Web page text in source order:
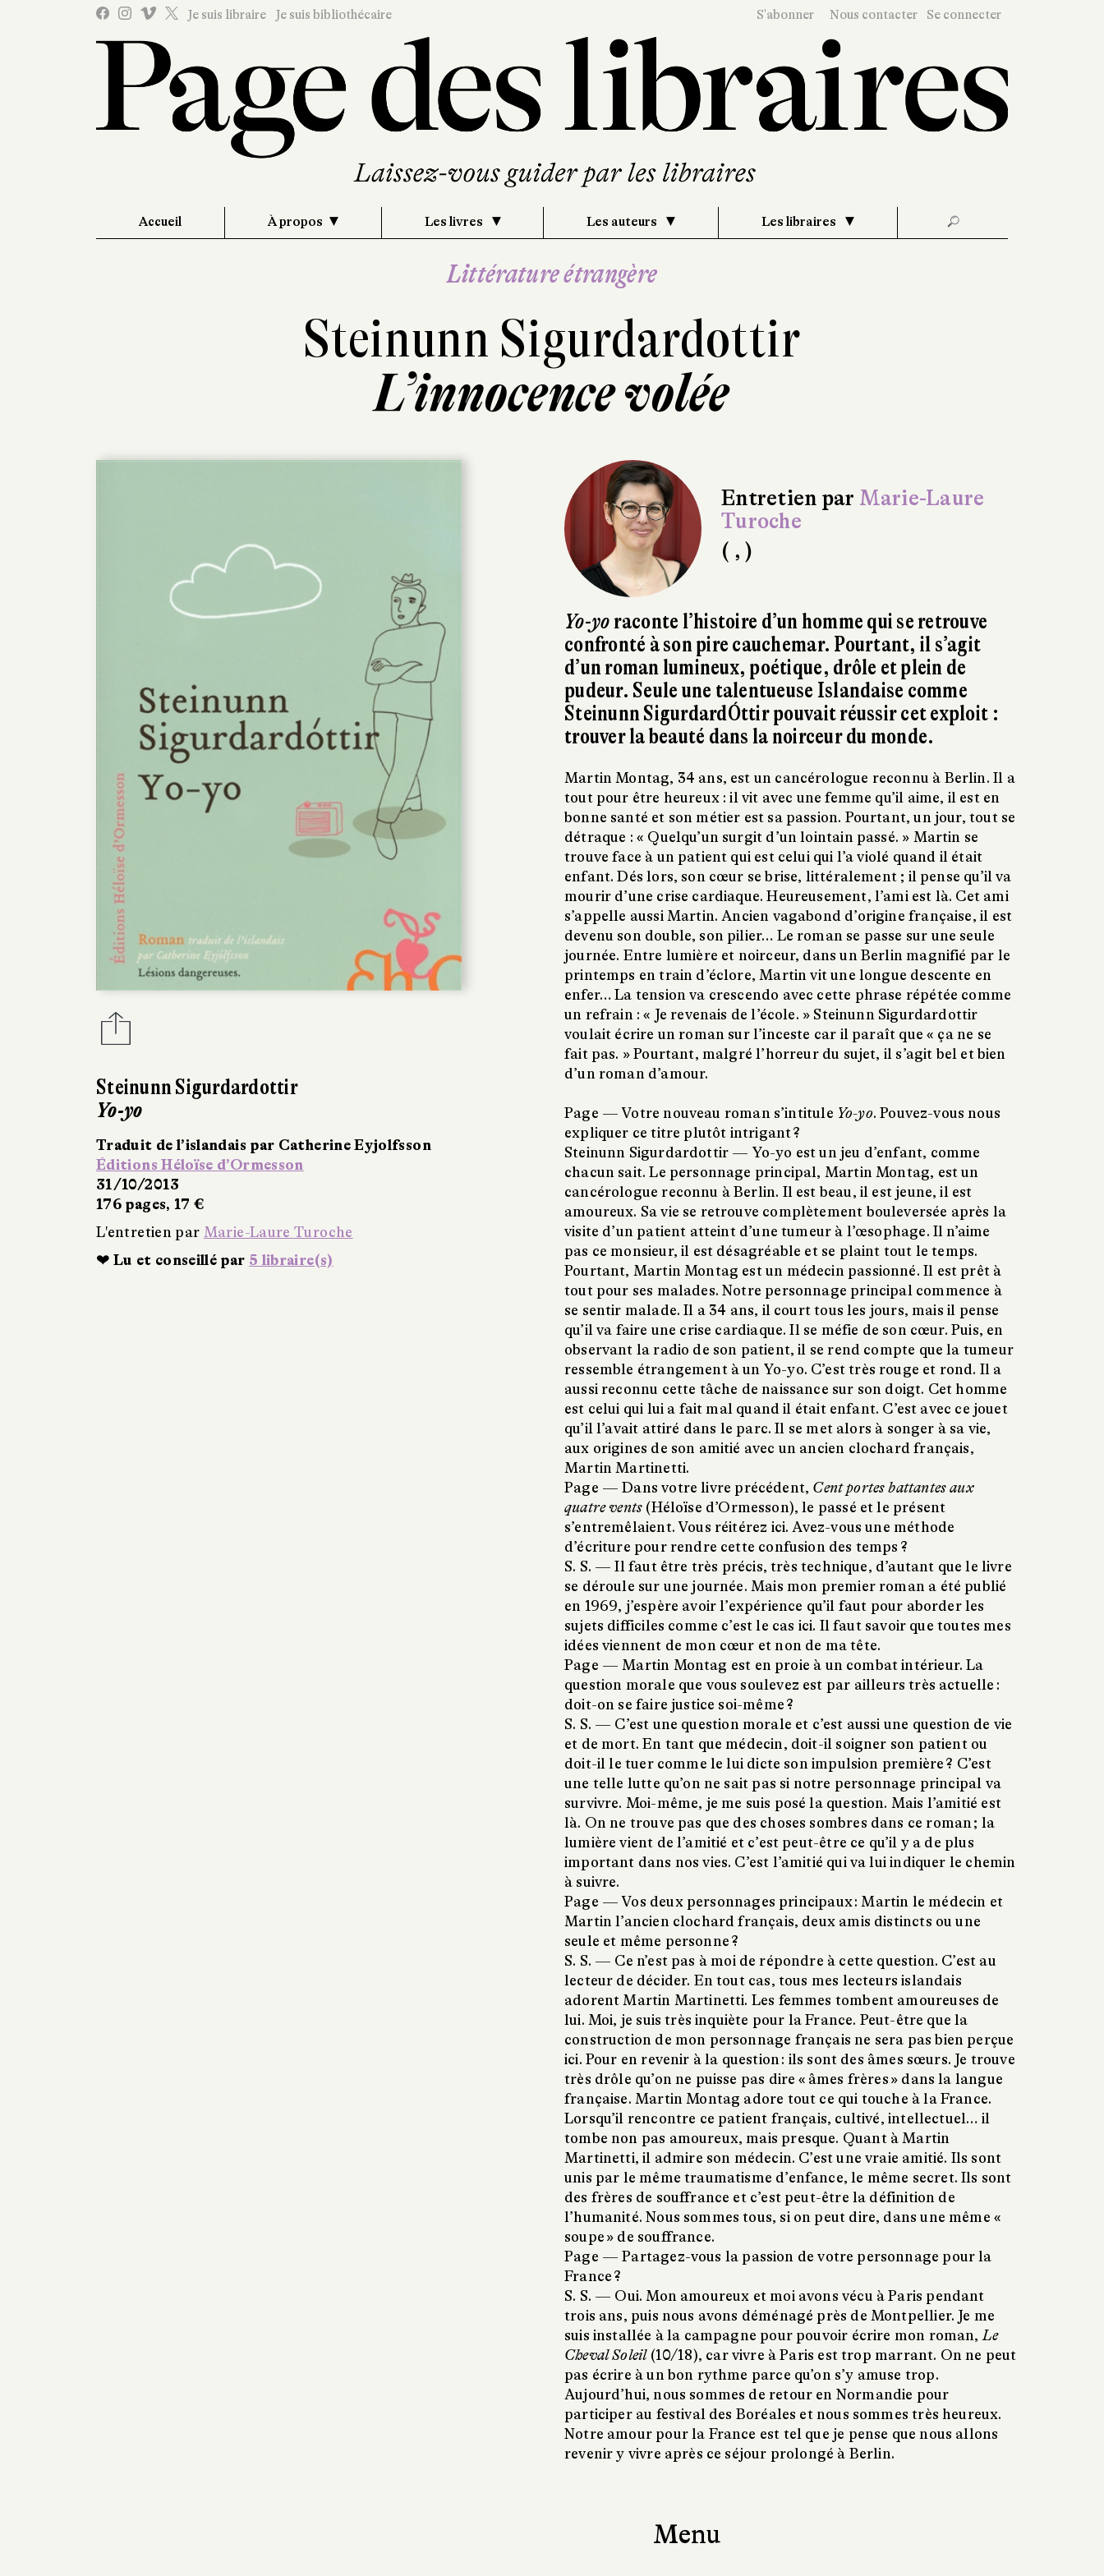
Je suis libraire Je suis bibliothécaire S'abonner Nous contacter Se connecter
Accueil À propos Les livres Les auteurs Les libraires 🔎
Littérature étrangère
Steinunn Sigurdardottir
L’innocence volée
Steinunn Sigurdardottir
Yo-yo
Traduit de l’islandais par Catherine Eyjolfsson
Éditions Héloïse d’Ormesson
31/10/2013
176 pages, 17 €
L'entretien par Marie-Laure Turoche
❤ Lu et conseillé par 5 libraire(s)
Entretien par Marie-Laure
Turoche
( , )
Yo-yoraconte l’histoire d’un homme qui se retrouve
confronté à son pire cauchemar. Pourtant, il s’agit
d’un roman lumineux, poétique, drôle et plein de
pudeur. Seule une talentueuse Islandaise comme
Steinunn SigurdardÓttir pouvait réussir cet exploit :
trouver la beauté dans la noirceur du monde.
Martin Montag, 34 ans, est un cancérologue reconnu à Berlin. Il a
tout pour être heureux : il vit avec une femme qu’il aime, il est en
bonne santé et son métier est sa passion. Pourtant, un jour, tout se
détraque : « Quelqu’un surgit d’un lointain passé. » Martin se
trouve face à un patient qui est celui qui l’a violé quand il était
enfant. Dés lors, son cœur se brise, littéralement ; il pense qu’il va
mourir d’une crise cardiaque. Heureusement, l’ami est là. Cet ami
s’appelle aussi Martin. Ancien vagabond d’origine française, il est
devenu son double, son pilier… Le roman se passe sur une seule
journée. Entre lumière et noirceur, dans un Berlin magnifié par le
printemps en train d’éclore, Martin vit une longue descente en
enfer… La tension va crescendo avec cette phrase répétée comme
un refrain : « Je revenais de l’école. » Steinunn Sigurdardottir
voulait écrire un roman sur l’inceste car il paraît que « ça ne se
fait pas. » Pourtant, malgré l’horreur du sujet, il s’agit bel et bien
d’un roman d’amour.
Page — Votre nouveau roman s’intitule Yo-yo. Pouvez-vous nous
expliquer ce titre plutôt intrigant ?
Steinunn Sigurdardottir — Yo-yo est un jeu d’enfant, comme
chacun sait. Le personnage principal, Martin Montag, est un
cancérologue reconnu à Berlin. Il est beau, il est jeune, il est
amoureux. Sa vie se retrouve complètement bouleversée après la
visite d’un patient atteint d’une tumeur à l’œsophage. Il n’aime
pas ce monsieur, il est désagréable et se plaint tout le temps.
Pourtant, Martin Montag est un médecin passionné. Il est prêt à
tout pour ses malades. Notre personnage principal commence à
se sentir malade. Il a 34 ans, il court tous les jours, mais il pense
qu’il va faire une crise cardiaque. Il se méfie de son cœur. Puis, en
observant la radio de son patient, il se rend compte que la tumeur
ressemble étrangement à un Yo-yo. C’est très rouge et rond. Il a
aussi reconnu cette tâche de naissance sur son doigt. Cet homme
est celui qui lui a fait mal quand il était enfant. C’est avec ce jouet
qu’il l’avait attiré dans le parc. Il se met alors à songer à sa vie,
aux origines de son amitié avec un ancien clochard français,
Martin Martinetti.
Page — Dans votre livre précédent, Cent portes battantes aux
quatre vents (Héloïse d’Ormesson), le passé et le présent
s’entremêlaient. Vous réitérez ici. Avez-vous une méthode
d’écriture pour rendre cette confusion des temps ?
S. S. — Il faut être très précis, très technique, d’autant que le livre
se déroule sur une journée. Mais mon premier roman a été publié
en 1969, j’espère avoir l’expérience qu’il faut pour aborder les
sujets difficiles comme c’est le cas ici. Il faut savoir que toutes mes
idées viennent de mon cœur et non de ma tête.
Page — Martin Montag est en proie à un combat intérieur. La
question morale que vous soulevez est par ailleurs très actuelle :
doit-on se faire justice soi-même ?
S. S. — C’est une question morale et c’est aussi une question de vie
et de mort. En tant que médecin, doit-il soigner son patient ou
doit-il le tuer comme le lui dicte son impulsion première ? C’est
une telle lutte qu’on ne sait pas si notre personnage principal va
survivre. Moi-même, je me suis posé la question. Mais l’amitié est
là. On ne trouve pas que des choses sombres dans ce roman ; la
lumière vient de l’amitié et c’est peut-être ce qu’il y a de plus
important dans nos vies. C’est l’amitié qui va lui indiquer le chemin
à suivre.
Page — Vos deux personnages principaux : Martin le médecin et
Martin l’ancien clochard français, deux amis distincts ou une
seule et même personne ?
S. S. — Ce n’est pas à moi de répondre à cette question. C’est au
lecteur de décider. En tout cas, tous mes lecteurs islandais
adorent Martin Martinetti. Les femmes tombent amoureuses de
lui. Moi, je suis très inquiète pour la France. Peut-être que la
construction de mon personnage français ne sera pas bien perçue
ici. Pour en revenir à la question : ils sont des âmes sœurs. Je trouve
très drôle qu’on ne puisse pas dire « âmes frères » dans la langue
française. Martin Montag adore tout ce qui touche à la France.
Lorsqu’il rencontre ce patient français, cultivé, intellectuel… il
tombe non pas amoureux, mais presque. Quant à Martin
Martinetti, il admire son médecin. C’est une vraie amitié. Ils sont
unis par le même traumatisme d’enfance, le même secret. Ils sont
des frères de souffrance et c’est peut-être la définition de
l’humanité. Nous sommes tous, si on peut dire, dans une même «
soupe » de souffrance.
Page — Partagez-vous la passion de votre personnage pour la
France ?
S. S. — Oui. Mon amoureux et moi avons vécu à Paris pendant
trois ans, puis nous avons déménagé près de Montpellier. Je me
suis installée à la campagne pour pouvoir écrire mon roman, Le
Cheval Soleil(10/18), car vivre à Paris est trop marrant. On ne peut
pas écrire à un bon rythme parce qu’on s’y amuse trop.
Aujourd’hui, nous sommes de retour en Normandie pour
participer au festival des Boréales et nous sommes très heureux.
Notre amour pour la France est tel que je pense que nous allons
revenir y vivre après ce séjour prolongé à Berlin.